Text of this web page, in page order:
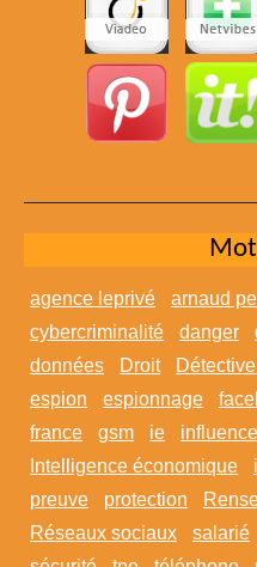
agence leprivé arnaud
cybercriminalité
danger
données
Droit
espion
espionnage
france
gsm ie influence
Intelligence économique
preuve
protection
Réseaux sociaux
salarié